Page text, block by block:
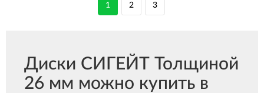
1 2 3
Диски СИГЕЙТ Толщиной
26 мм можно купить в